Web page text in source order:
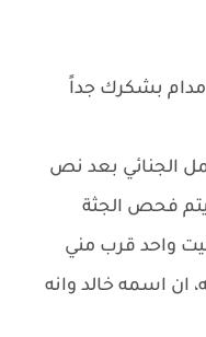
مدام بشكرك جداً
الجنائي بعد نص
فحص الجثة
واحد قرب مني
ان اسمه خالد وانه